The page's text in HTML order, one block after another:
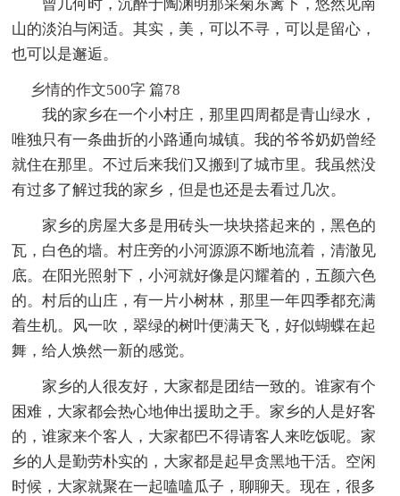
曾几何时，沉醉于陶渊明那采菊东篱下，悠然见南
山的淡泊与闲适。其实，美，可以不寻，可以是留心，
也可以是邂逅。
乡情的作文500字 篇78
我的家乡在一个小村庄，那里四周都是青山绿水，
唯独只有一条曲折的小路通向城镇。我的爷爷奶奶曾经
就住在那里。不过后来我们又搬到了城市里。我虽然没
有过多了解过我的家乡，但是也还是去看过几次。
家乡的房屋大多是用砖头一块块搭起来的，黑色的
瓦，白色的墙。村庄旁的小河源源不断地流着，清澈见
底。在阳光照射下，小河就好像是闪耀着的，五颜六色
的。村后的山庄，有一片小树林，那里一年四季都充满
着生机。风一吹，翠绿的树叶便满天飞，好似蝴蝶在起
舞，给人焕然一新的感觉。
家乡的人很友好，大家都是团结一致的。谁家有个
困难，大家都会热心地伸出援助之手。家乡的人是好客
的，谁家来个客人，大家都巴不得请客人来吃饭呢。家
乡的人是勤劳朴实的，大家都是起早贪黑地干活。空闲
时候，大家就聚在一起嗑嗑瓜子，聊聊天。现在，很多